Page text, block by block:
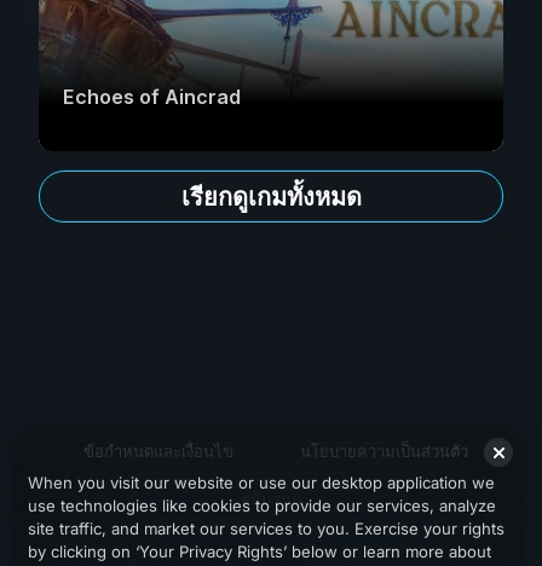
Echoes of Aincrad
เรียกดูเกมทั้งหมด
ข้อกำหนดและเงื่อนไข นโยบายความเป็นส่วนตัว
สนับสนุน
When you visit our website or use our desktop application we
use technologies like cookies to provide our services, analyze
site traffic, and market our services to you. Exercise your rights
by clicking on ‘Your Privacy Rights’ below or learn more about